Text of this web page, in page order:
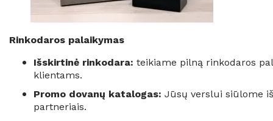
Rinkodaros palaikymas
Išskirtinė rinkodara: teikiame pilną rinkodaros
klientams.
Promo dovanų katalogas: Jūsų verslui siūlome
partneriais.